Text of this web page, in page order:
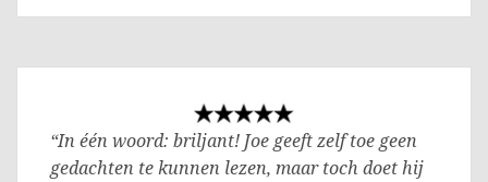
“In één woord: briljant! Joe geeft zelf toe geen
gedachten te kunnen lezen, maar toch doet hij